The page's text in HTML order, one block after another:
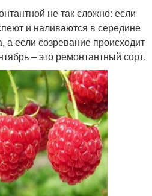
не так сложно: если
и наливаются в середине
а если созревание происходит
– это ремонтантный сорт.